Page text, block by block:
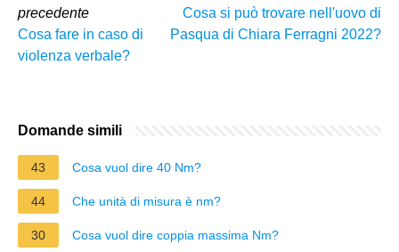
precedente
Cosa fare in caso di
violenza verbale?
Cosa si può trovare nell'uovo di
Pasqua di Chiara Ferragni 2022?
Domande simili
43 Cosa vuol dire 40 Nm?
44 Che unità di misura è nm?
30 Cosa vuol dire coppia massima Nm?